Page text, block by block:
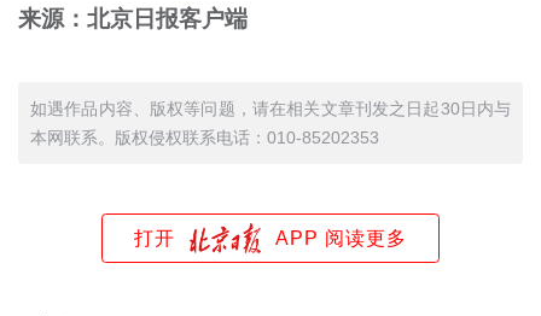
来源：北京日报客户端
如遇作品内容、版权等问题，请在相关文章刊发之日起30日内与
本网联系。版权侵权联系电话：010-85202353
打开 APP 阅读更多